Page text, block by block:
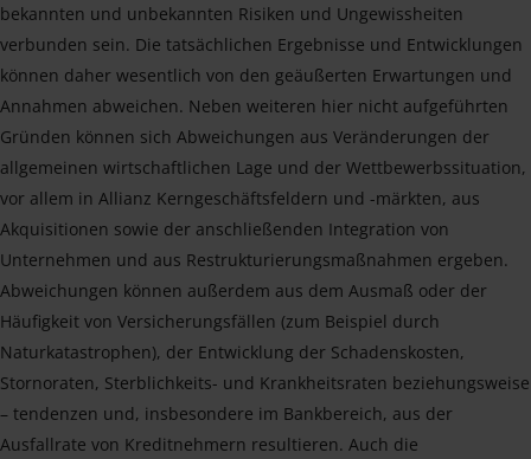
bekannten und unbekannten Risiken und Ungewissheiten
verbunden sein. Die tatsächlichen Ergebnisse und Entwicklungen
können daher wesentlich von den geäußerten Erwartungen und
Annahmen abweichen. Neben weiteren hier nicht aufgeführten
Gründen können sich Abweichungen aus Veränderungen der
allgemeinen wirtschaftlichen Lage und der Wettbewerbssituation,
vor allem in Allianz Kerngeschäftsfeldern und -märkten, aus
Akquisitionen sowie der anschließenden Integration von
Unternehmen und aus Restrukturierungsmaßnahmen ergeben.
Abweichungen können außerdem aus dem Ausmaß oder der
Häufigkeit von Versicherungsfällen (zum Beispiel durch
Naturkatastrophen), der Entwicklung der Schadenskosten,
Stornoraten, Sterblichkeits- und Krankheitsraten beziehungsweise
– tendenzen und, insbesondere im Bankbereich, aus der
Ausfallrate von Kreditnehmern resultieren. Auch die